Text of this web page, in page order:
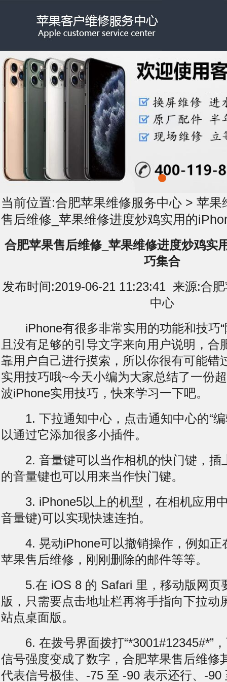
当前位置:合肥苹果维修服务中心 > 苹果
售后维修_苹果维修进度炒鸡实用的
合肥苹果售后维修_苹果维修进度炒鸡实
巧集合
发布时间:2019-06-21 11:23:41 来源:合
中心
iPhone有很多非常实用的功能和技巧“
且没有足够的引导文字来向用户说明，合
靠用户自己进行摸索，所以你很有可能错
实用技巧哦~今天小编为大家总结了一
波iPhone实用技巧，快来学习一下吧。
1. 下拉通知中心，点击通知中心的“编
以通过它添加很多小插件。
2. 音量键可以当作相机的快门键，插
的音量键也可以用来当作快门键。
3. iPhone5以上的机型，在相机应用
音量键)可以实现快速连拍。
4. 晃动iPhone可以撤销操作，例如正
苹果售后维修，刚刚删除的邮件等等。
5.在 iOS 8 的 Safari 里，移动版网页
版，只需要点击地址栏再将手指向下拉动
站点桌面版。
6. 在拨号界面拨打“*3001#12345#*”
信号强度变成了数字，合肥苹果售后维修
代表信号极佳、-75 至 -90 表示还行、-90